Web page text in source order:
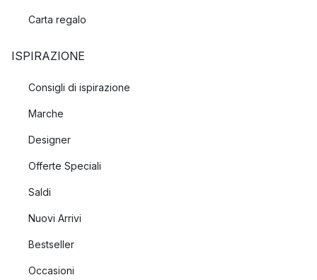
Carta regalo
ISPIRAZIONE
Consigli di ispirazione
Marche
Designer
Offerte Speciali
Saldi
Nuovi Arrivi
Bestseller
Occasioni